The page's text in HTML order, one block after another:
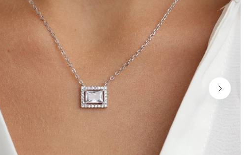
שמור בדפדפן זה את השם, האימייל והאתר שלי לפעם הבאה